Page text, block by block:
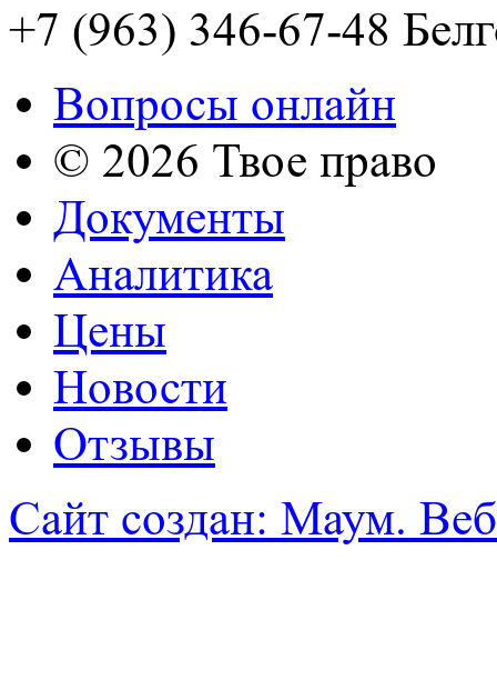
+7 (963) 346-67-48
Вопросы онлайн
© 2026 Твое право
Документы
Аналитика
Цены
Новости
Отзывы
Сайт создан: Маум.